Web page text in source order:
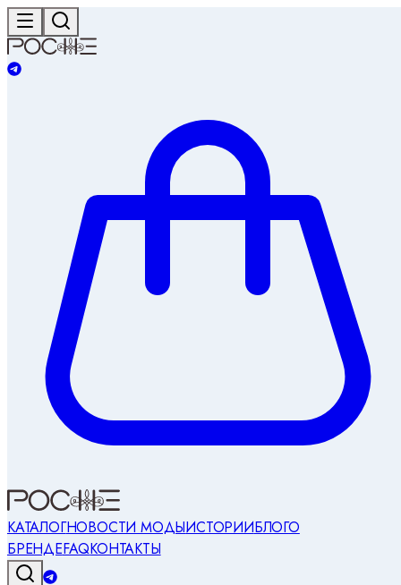
КАТАЛОГНОВОСТИ МОДЫИСТОРИИБЛОГО
БРЕНДЕFAQКОНТАКТЫ